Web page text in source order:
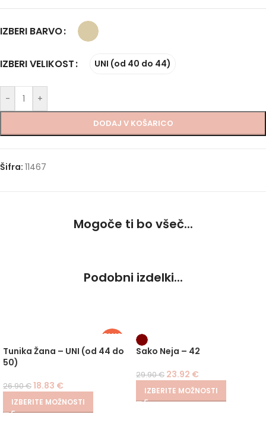
IZBERI BARVO
IZBERI VELIKOST UNI (od 40 do 44)
- +
DODAJ V KOŠARICO
Šifra: 11467
Mogoče ti bo všeč...
Podobni izdelki...
PLUS
-30%
Tunika Žana – UNI (od 44 do
50)
26.90€18.83 €
IZBERITE MOŽNOSTI
-20%
Sako Neja – 42
29.90€ 23.92 €
IZBERITE MOŽNOSTI